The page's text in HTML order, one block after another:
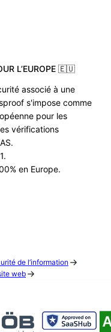
L’EUROPE 🇪🇺
associé à une
s'impose comme
pour les
vérifications
en Europe.
de l’information
web